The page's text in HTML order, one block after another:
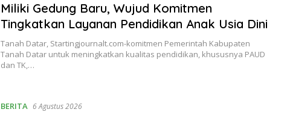
Miliki Gedung Baru, Wujud Komitmen
Tingkatkan Layanan Pendidikan Anak Usia Dini
Tanah Datar, Startingjournalt.com-komitmen Pemerintah Kabupaten
Tanah Datar untuk meningkatkan kualitas pendidikan, khususnya PAUD
dan TK,…
BERITA 6 Agustus 2026